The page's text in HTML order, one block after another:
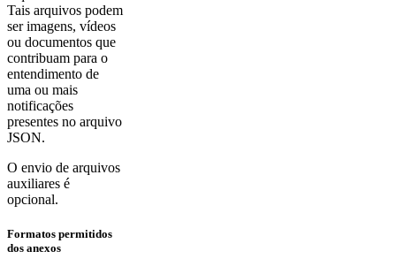
Tais arquivos podem
ser imagens, vídeos
ou documentos que
contribuam para o
entendimento de
uma ou mais
notificações
presentes no arquivo
JSON.
O envio de arquivos
auxiliares é
opcional.
Formatos permitidos
dos anexos